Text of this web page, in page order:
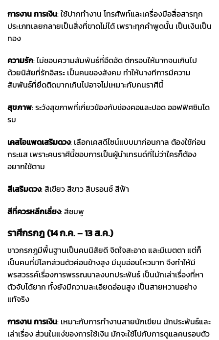
การงาน การเงิน: ใช้ปากทำงาน โทรศัพท์และเครื่องมือสื่อสารทุก
ประเภทเลยกลายเป็นสิ่งที่ขาดไม่ได้ เพราะทุกคำพูดนั้น เป็นเงินเป็น
ทอง
ความรัก: ไม่ชอบความสัมพันธ์ที่อึดอัด ตีกรอบให้มากจนเกินไป
ด้วยนิสัยที่รักอิสระ เป็นคนของสังคม ทำให้บางทีการมีความ
สัมพันธ์ที่ยึดติดมากเกินไปอาจไม่เหมาะกับคนราศีนี้
สุขภาพ: ระวังสุขภาพที่เกี่ยวข้องกับช่องคอและปอด ออฟฟิศซินโด
รม
เคสไอแพดเสริมดวง: เลือกเคสดีไซน์แบบมาก่อนกาล ต้องใช้ก่อน
กระแส เพราะคนราศีนี้ชอบการเป็นผู้นำเทรนด์ที่ไม่ว่าใครก็ต้อง
อยากใช้ตาม
สีเสริมดวง: สีเขียว สีขาว สีบรอนซ์ สีฟ้า
สีที่ควรหลีกเลี่ยง: สีชมพู
ราศีกรกฎ (14 ก.ค. – 13 ส.ค.)
ชาวกรกฎมีพื้นฐานเป็นคนนิสัยดี จิตใจสะอาด และมีเมตตา แต่ก็
เป็นคนที่มีโลกส่วนตัวค่อนข้างสูง มีมุมอ่อนไหวมาก จึงทำให้มี
พรสวรรค์เรื่องการพรรณนาลงบทประพันธ์ เป็นนักเล่าเรื่องที่หา
ตัวจับได้ยาก ทั้งยังมีความละเอียดอ่อนสูง เป็นสายหวานอย่าง
แท้จริง
การงาน การเงิน: เหมาะกับการทำงานสายนักเขียน นักประพันธ์และ
เล่าเรื่อง ส่วนในแง่ของการใช้เงิน มักจะใช้ไปกับการดูแลคนรอบตัว